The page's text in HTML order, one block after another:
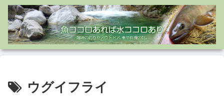
ウグイフライ